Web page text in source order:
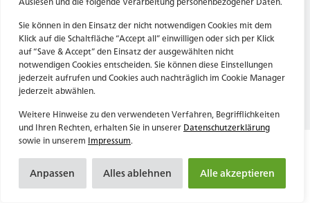
Sie können in den Einsatz der nicht notwendigen Cookies mit dem
Klick auf die Schaltfläche “Accept all” einwilligen oder sich per Klick
auf “Save & Accept” den Einsatz der ausgewählten nicht
notwendigen Cookies entscheiden. Sie können diese Einstellungen
jederzeit aufrufen und Cookies auch nachträglich im Cookie Manager
jederzeit abwählen.
Weitere Hinweise zu den verwendeten Verfahren, Begrifflichkeiten
und Ihren Rechten, erhalten Sie in unsererDatenschutzerklärung
sowie in unserem Impressum.
Anpassen Alles ablehnen Alle akzeptieren
Impressum
74072 Heilbronn
→ Anfahrtsplan Heilbronn
Datenschutzerklärung
Impressum